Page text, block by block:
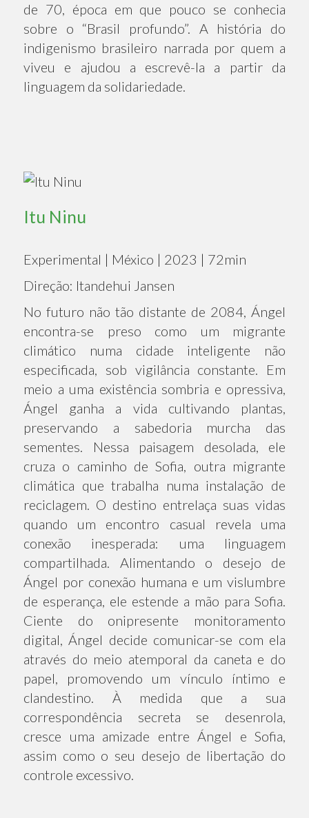
de 70, época em que pouco se conhecia
sobre o “Brasil profundo”. A história do
indigenismo brasileiro narrada por quem a
viveu e ajudou a escrevê-la a partir da
linguagem da solidariedade.
Itu Ninu
Experimental | México | 2023 | 72min
Direção: Itandehui Jansen
No futuro não tão distante de 2084, Ángel
encontra-se preso como um migrante
climático numa cidade inteligente não
especificada, sob vigilância constante. Em
meio a uma existência sombria e opressiva,
Ángel ganha a vida cultivando plantas,
preservando a sabedoria murcha das
sementes. Nessa paisagem desolada, ele
cruza o caminho de Sofia, outra migrante
climática que trabalha numa instalação de
reciclagem. O destino entrelaça suas vidas
quando um encontro casual revela uma
conexão inesperada: uma linguagem
compartilhada. Alimentando o desejo de
Ángel por conexão humana e um vislumbre
de esperança, ele estende a mão para Sofia.
Ciente do onipresente monitoramento
digital, Ángel decide comunicar-se com ela
através do meio atemporal da caneta e do
papel, promovendo um vínculo íntimo e
clandestino. À medida que a sua
correspondência secreta se desenrola,
cresce uma amizade entre Ángel e Sofia,
assim como o seu desejo de libertação do
controle excessivo.